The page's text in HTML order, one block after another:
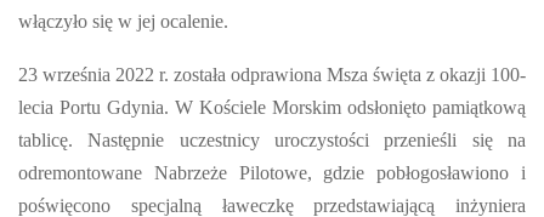
włączyło się w jej ocalenie.
23 września 2022 r. została odprawiona Msza święta z okazji 100-
lecia Portu Gdynia. W Kościele Morskim odsłonięto pamiątkową
tablicę. Następnie uczestnicy uroczystości przenieśli się na
odremontowane Nabrzeże Pilotowe, gdzie pobłogosławiono i
poświęcono specjalną ławeczkę przedstawiającą inżyniera